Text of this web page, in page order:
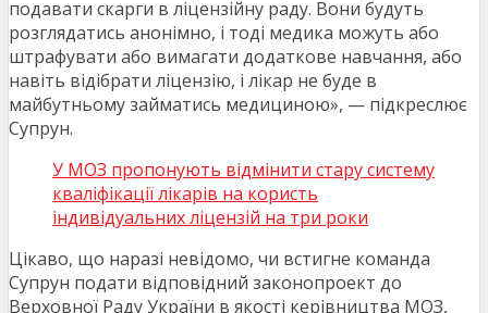
подавати скарги в ліцензійну раду. Вони будуть
розглядатись анонімно, і тоді медика можуть або
штрафувати або вимагати додаткове навчання, або
навіть відібрати ліцензію, і лікар не буде в
майбутньому займатись медициною», — підкреслює
Супрун.
У МОЗ пропонують відмінити стару систему
кваліфікації лікарів на користь
індивідуальних ліцензій на три роки
Цікаво, що наразі невідомо, чи встигне команда
Супрун подати відповідний законопроект до
Верховної Раду України в якості керівництва МОЗ,